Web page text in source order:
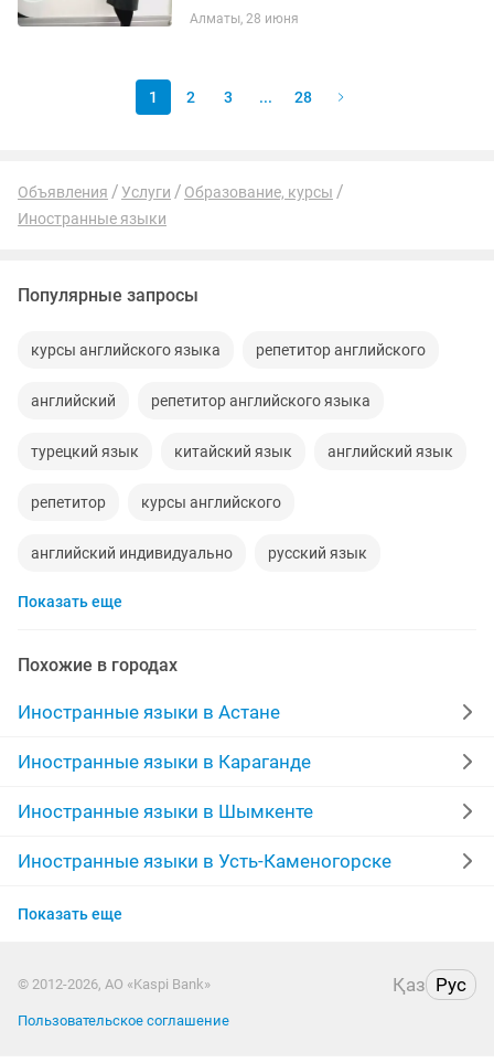
Алматы, 28 июня
1 2 3 ... 28
Объявления Услуги
Образование, курсы
Иностранные языки
Популярные запросы
курсы английского языка репетитор английского
английский репетитор английского языка
турецкий язык китайский язык английский язык
репетитор курсы английского
английский индивидуально русский язык
корейский язык
учитель английского языка курсы корейского языка
арабский язык договорная казахский язык
курсы немецкого языка немецкий язык
курсы китайского языка французский
носитель языка
Показать еще
Похожие в городах
Иностранные языки в Астане
Иностранные языки в Караганде
Иностранные языки в Шымкенте
Иностранные языки в Усть-Каменогорске
Иностранные языки в Актобе
Иностранные языки в Таразе
Показать еще
© 2012-2026, АО «Kaspi Bank» Қаз Рус
Пользовательское соглашение